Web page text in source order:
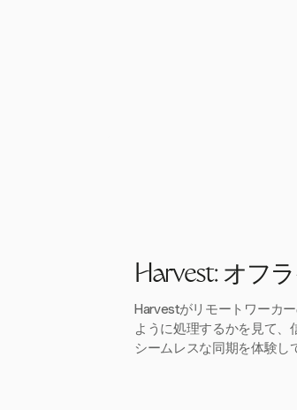
Harvest: オフ
Harvestがリモートワーカ
ように処理するかを見て
シームレスな同期を体験し